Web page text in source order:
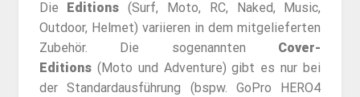
Die Editions (Surf, Moto, RC, Naked, Music,
Outdoor, Helmet) variieren in dem mitgelieferten
Zubehör. Die sogenannten Cover-
Editions(Moto und Adventure) gibt es nur bei
der Standardausführung (bspw. GoPro HERO4